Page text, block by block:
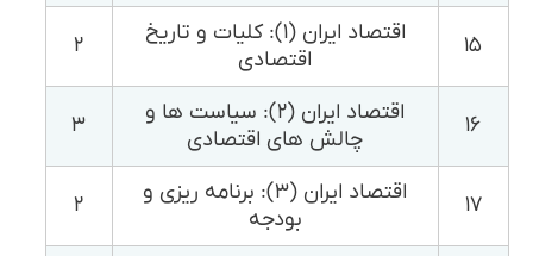
۱۵
اقتصاد ایران (۱): کلیات و تاریخ
اقتصادی
۲
۱۶
اقتصاد ایران (۲): سیاست ها و
چالش های اقتصادی
۳
۱۷
اقتصاد ایران (۳): برنامه ریزی و
بودجه
۲